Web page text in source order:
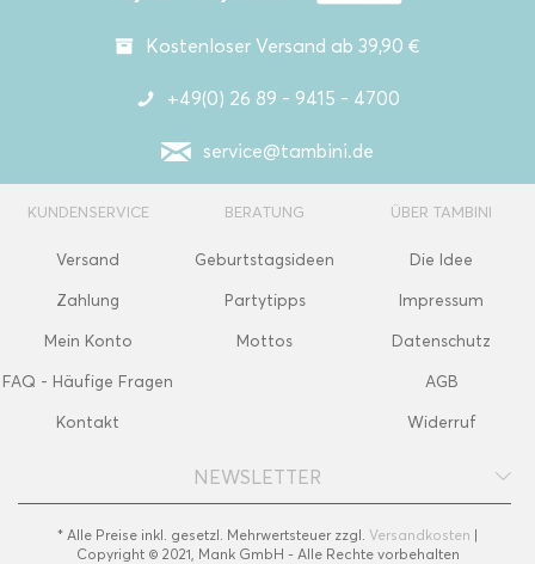
Kostenloser Versand ab 39,90 €
+49(0) 26 89 - 9415 - 4700
service@tambini.de
KUNDENSERVICE
Versand
Zahlung
Mein Konto
FAQ - Häufige Fragen
Kontakt
BERATUNG
Geburtstagsideen
Partytipps
Mottos
ÜBER TAMBINI
Die Idee
Impressum
Datenschutz
AGB
Widerruf
NEWSLETTER
* Alle Preise inkl. gesetzl. Mehrwertsteuer zzgl. Versandkosten |
Copyright © 2021, Mank GmbH - Alle Rechte vorbehalten